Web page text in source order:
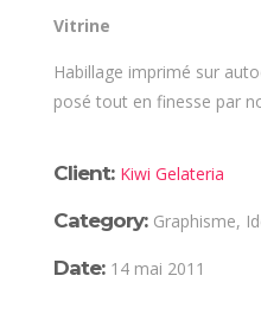
Vitrine
Habillage imprimé sur
posé tout en finesse par
Client: Kiwi Gelateria
Category: Graphisme,
Date: 14 mai 2011